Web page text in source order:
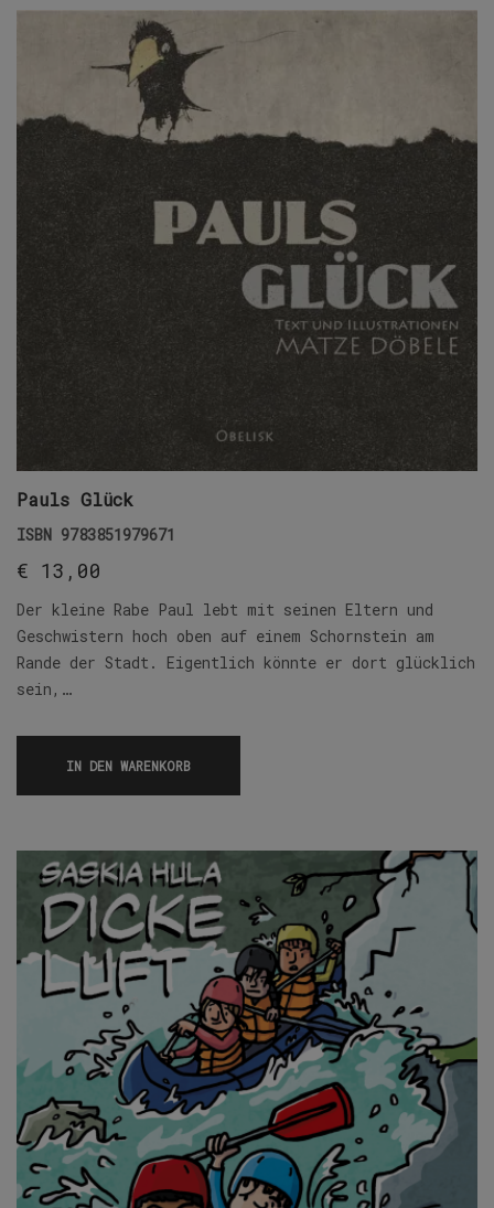
Pauls Glück
ISBN 9783851979671
€ 13,00
Der kleine Rabe Paul lebt mit seinen Eltern und
Geschwistern hoch oben auf einem Schornstein am
Rande der Stadt. Eigentlich könnte er dort glücklich
sein,…
IN DEN WARENKORB